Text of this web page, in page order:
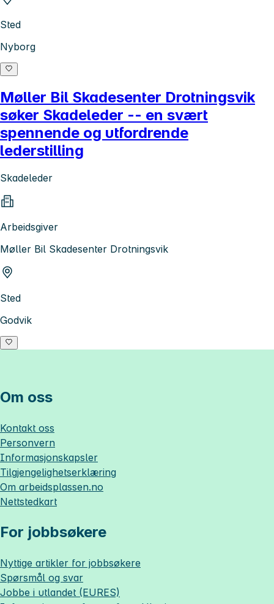
Sted
Nyborg
Møller Bil Skadesenter Drotningsvik
søker Skadeleder -- en svært
spennende og utfordrende
lederstilling
Skadeleder
Arbeidsgiver
Møller Bil Skadesenter Drotningsvik
Sted
Godvik
Om oss
Kontakt oss
Personvern
Informasjonskapsler
Tilgjengelighetserklæring
Om arbeidsplassen.no
Nettstedkart
For jobbsøkere
Nyttige artikler for jobbsøkere
Spørsmål og svar
Jobbe i utlandet (EURES)